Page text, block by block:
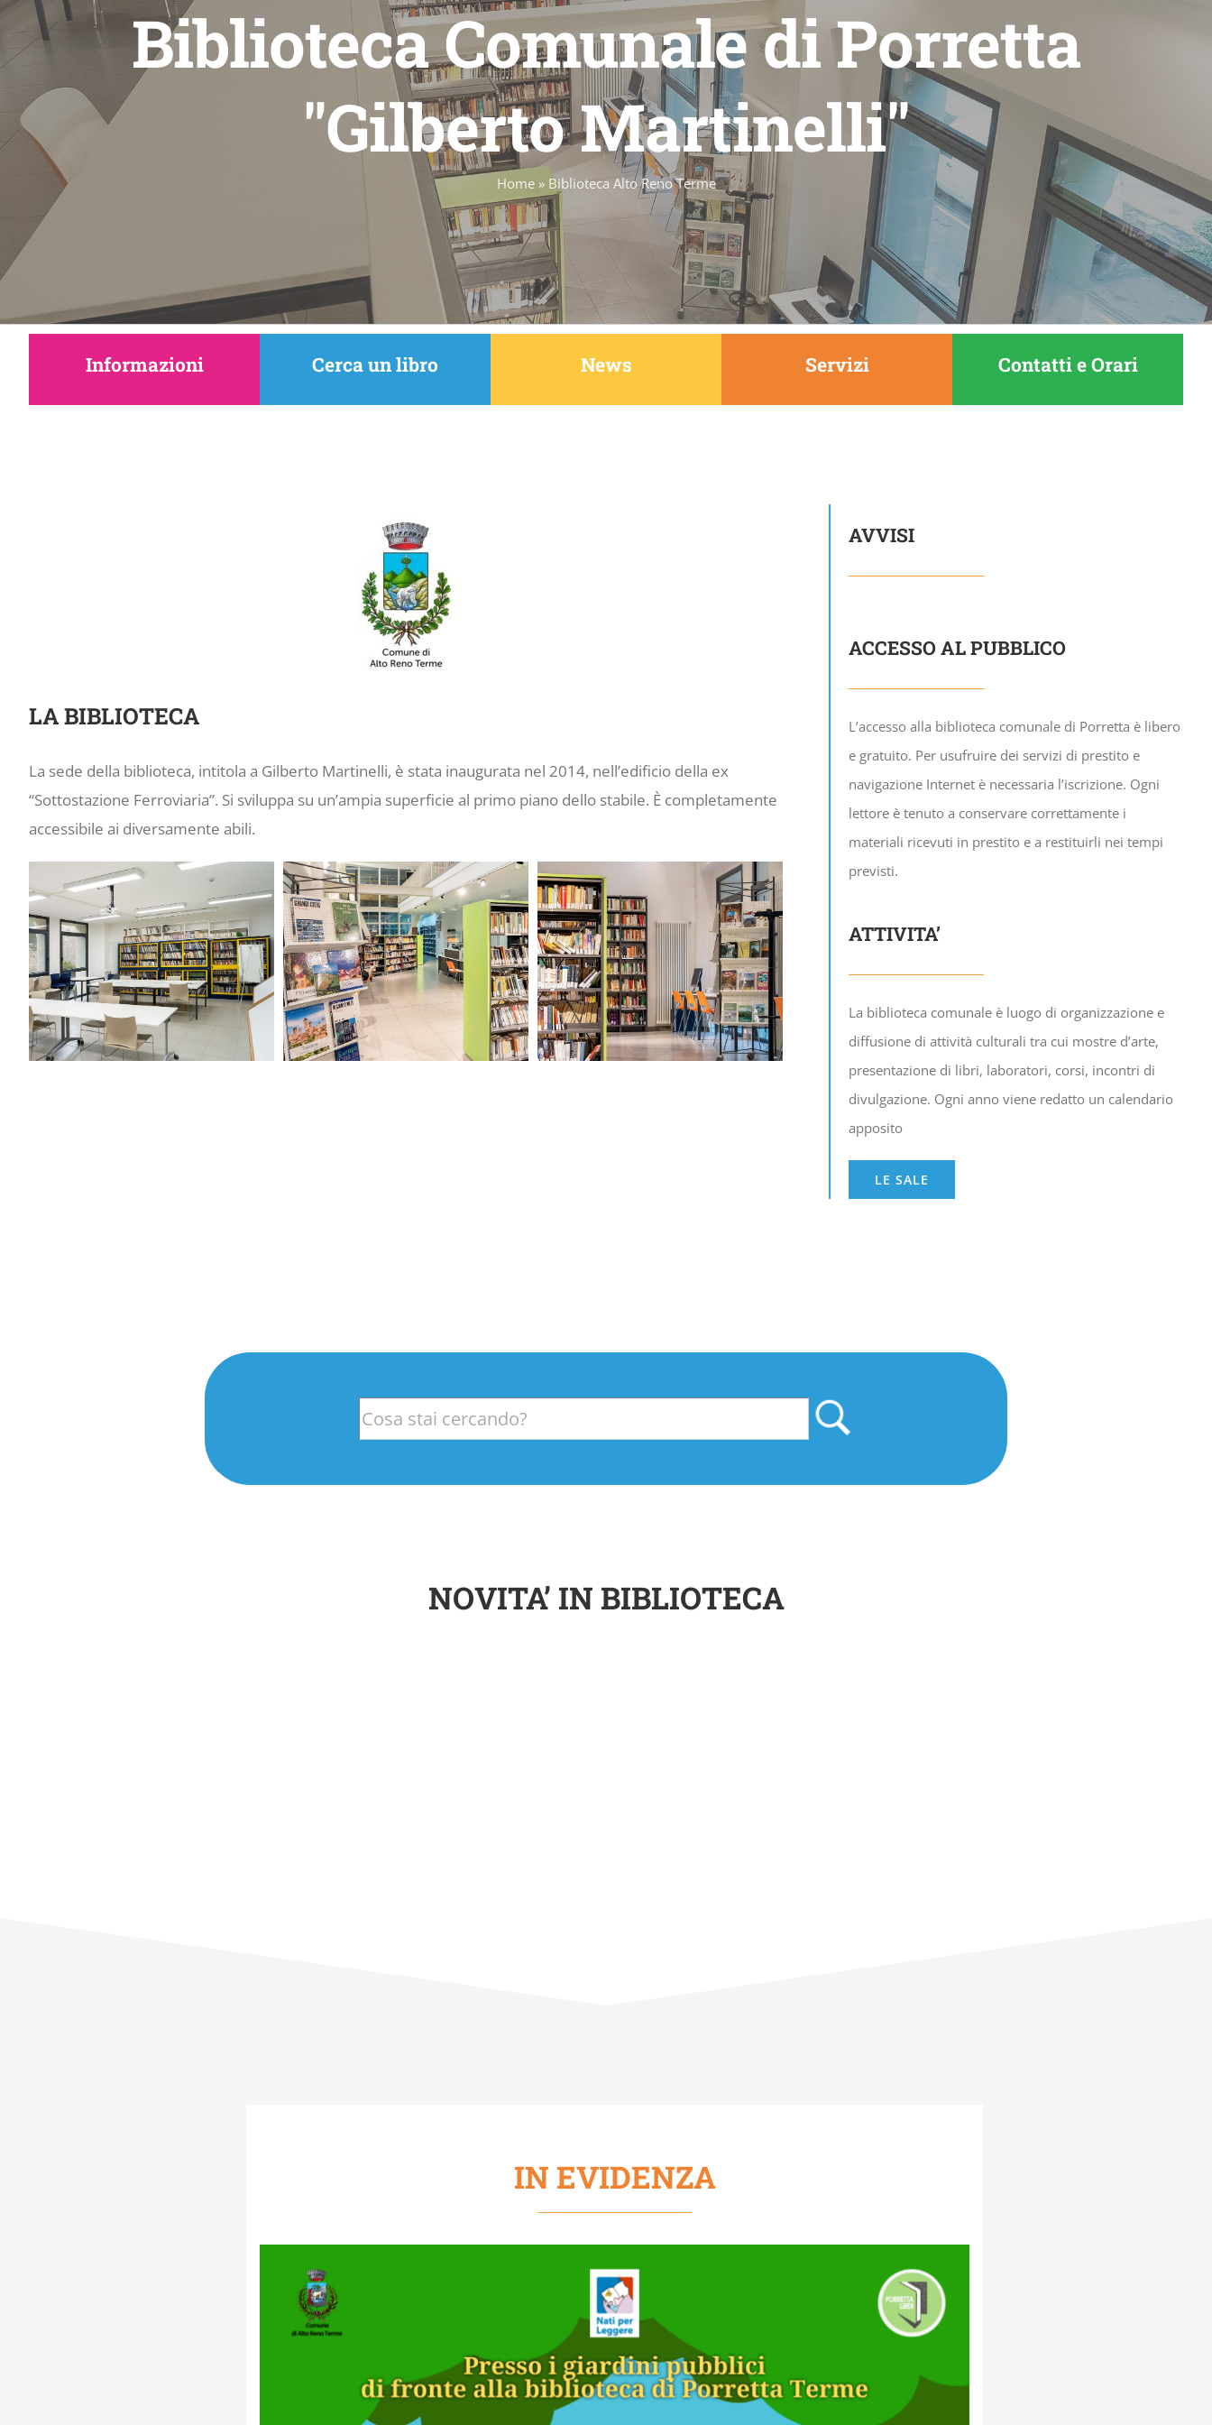
Biblioteca Comunale di Porretta
"Gilberto Martinelli"
Home» Biblioteca Alto Reno Terme
Informazioni Cerca un libro News Servizi Contatti e Orari
LA BIBLIOTECA
La sede della biblioteca, intitola a Gilberto Martinelli, è stata inaugurata nel 2014, nell’edificio della ex
“Sottostazione Ferroviaria”. Si sviluppa su un’ampia superficie al primo piano dello stabile. È completamente
accessibile ai diversamente abili.
AVVISI
ACCESSO AL PUBBLICO
L’accesso alla biblioteca comunale di Porretta è libero
e gratuito. Per usufruire dei servizi di prestito e
navigazione Internet è necessaria l’iscrizione. Ogni
lettore è tenuto a conservare correttamente i
materiali ricevuti in prestito e a restituirli nei tempi
previsti.
ATTIVITA’
La biblioteca comunale è luogo di organizzazione e
diffusione di attività culturali tra cui mostre d’arte,
presentazione di libri, laboratori, corsi, incontri di
divulgazione. Ogni anno viene redatto un calendario
apposito
LE SALE
NOVITA’ IN BIBLIOTECA
IN EVIDENZA